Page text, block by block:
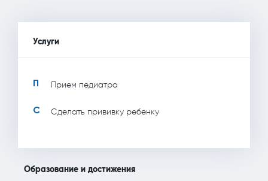
Услуги
П Прием педиатра
С Сделать прививку ребенку
Образование и достижения